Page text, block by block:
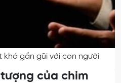
khá gần gũi với con người
của chim